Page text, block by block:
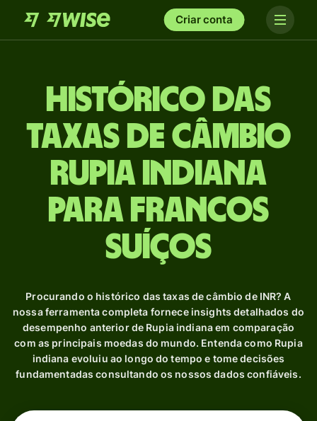
Criar conta
Histórico das
taxas de câmbio
Rupia indiana
para Francos
suíços
Procurando o histórico das taxas de câmbio de INR? A
nossa ferramenta completa fornece insights detalhados do
desempenho anterior de Rupia indiana em comparação
com as principais moedas do mundo. Entenda como Rupia
indiana evoluiu ao longo do tempo e tome decisões
fundamentadas consultando os nossos dados confiáveis.